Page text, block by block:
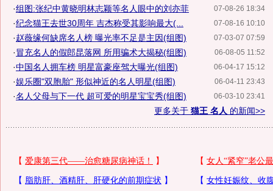
07-08-26 18:34
·组图:张纪中黄晓明林志颖等名人眼中的刘亦菲
07-08-16 10:10
·纪念猫王去世30周年 吉杰称受其影响最大(...
07-03-07 07:59
·赵薇缘何缺席名人榜 曝光率不足是主因(组图)
06-08-05 11:52
·冒充名人的假郎昆落网 所用骗术大揭秘(组图)
06-04-17 15:12
·中国名人拥车榜 明星富豪座驾大曝光(组图)
06-04-11 23:43
·娱乐圈"双胞胎" 形似神近的名人明星(组图)
06-03-10 23:41
·名人父母与下一代 超可爱的明星宝宝秀(组图)
更多关于 猫王 名人 的新闻>>